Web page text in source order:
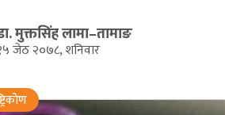
मुक्तसिंह लामा–तामाङ
जेठ २०७८, शनिवार